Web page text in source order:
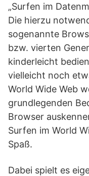
„Surfen im
Die hierzu
sogenannte
bzw. vierten
kinderleicht
vielleicht noch
World Wide Web
grundlegenden
Browser
Surfen im World
Spaß.
Dabei spielt es